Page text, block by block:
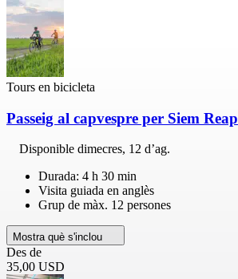
Tours en bicicleta
Passeig al capvespre per Siem Reap
Disponible dimecres, 12 d’ag.
Durada: 4 h 30 min
Visita guiada en anglès
Grup de màx. 12 persones
Mostra què s'inclou
Des de
35,00 USD